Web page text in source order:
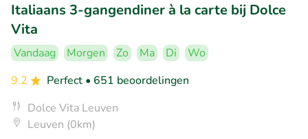
Italiaans 3-gangendiner à la carte bij Dolce
Vita
Vandaag Morgen Zo Ma Di
Wo
9.2
Perfect • 651 beoordelingen
Dolce Vita Leuven
Leuven (0km)